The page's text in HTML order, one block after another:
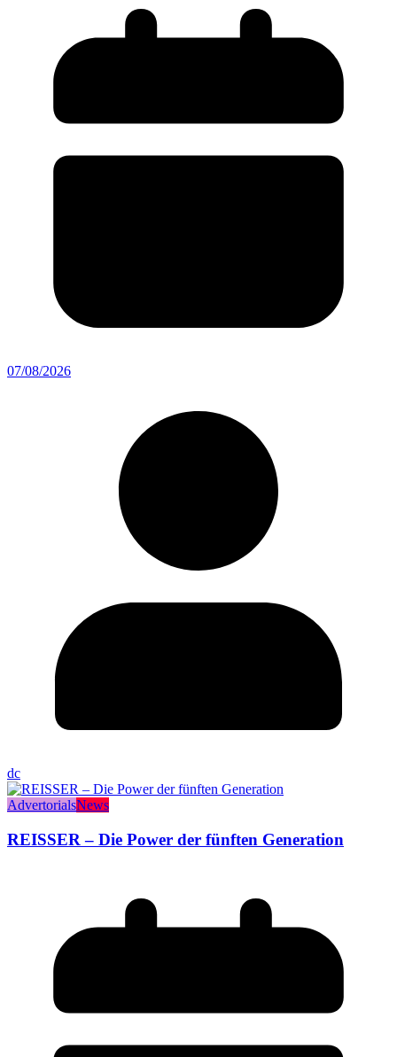
07/08/2026
dc
AdvertorialsNews
REISSER – Die Power der fünften Generation